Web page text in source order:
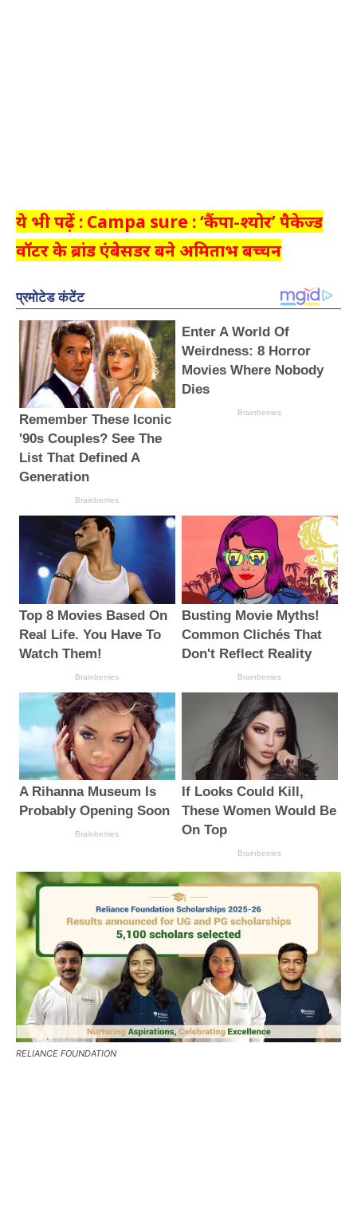
ये भी पढ़ें : Campa sure : ‘कैंपा-श्योर’ पैकेज्ड
वॉटर के ब्रांड एंबेसडर बने अमिताभ बच्चन
RELIANCE FOUNDATION